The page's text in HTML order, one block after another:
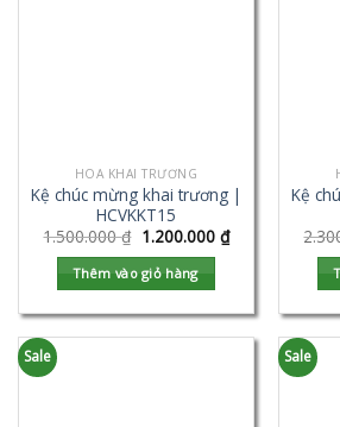
HOA KHAI TRƯƠNG
Kệ chúc mừng khai trương |
HCVKKT15
1.500.000₫ 1.200.000 ₫
Thêm vào giỏ hàng
Kệ
Sale Sale